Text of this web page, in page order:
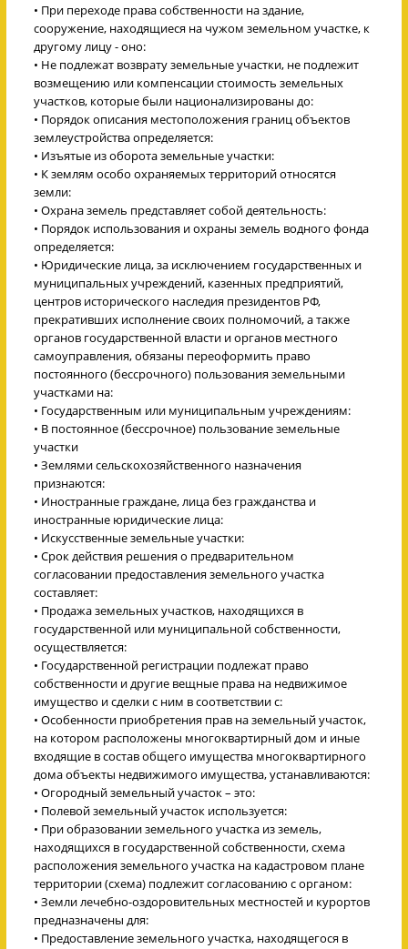
• При переходе права собственности на здание,
сооружение, находящиеся на чужом земельном участке, к
другому лицу - оно:
• Не подлежат возврату земельные участки, не подлежит
возмещению или компенсации стоимость земельных
участков, которые были национализированы до:
• Порядок описания местоположения границ объектов
землеустройства определяется:
• Изъятые из оборота земельные участки:
• К землям особо охраняемых территорий относятся
земли:
• Охрана земель представляет собой деятельность:
• Порядок использования и охраны земель водного фонда
определяется:
• Юридические лица, за исключением государственных и
муниципальных учреждений, казенных предприятий,
центров исторического наследия президентов РФ,
прекративших исполнение своих полномочий, а также
органов государственной власти и органов местного
самоуправления, обязаны переоформить право
постоянного (бессрочного) пользования земельными
участками на:
• Государственным или муниципальным учреждениям:
• В постоянное (бессрочное) пользование земельные
участки
• Землями сельскохозяйственного назначения
признаются:
• Иностранные граждане, лица без гражданства и
иностранные юридические лица:
• Искусственные земельные участки:
• Срок действия решения о предварительном
согласовании предоставления земельного участка
составляет:
• Продажа земельных участков, находящихся в
государственной или муниципальной собственности,
осуществляется:
• Государственной регистрации подлежат право
собственности и другие вещные права на недвижимое
имущество и сделки с ним в соответствии с:
• Особенности приобретения прав на земельный участок,
на котором расположены многоквартирный дом и иные
входящие в состав общего имущества многоквартирного
дома объекты недвижимого имущества, устанавливаются:
• Огородный земельный участок – это:
• Полевой земельный участок используется:
• При образовании земельного участка из земель,
находящихся в государственной собственности, схема
расположения земельного участка на кадастровом плане
территории (схема) подлежит согласованию с органом:
• Земли лечебно-оздоровительных местностей и курортов
предназначены для:
• Предоставление земельного участка, находящегося в